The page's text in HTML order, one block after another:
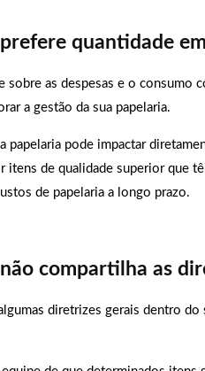
quantidade
sobre as despesas e o consumo
a gestão da sua papelaria.
papelaria pode impactar
itens de qualidade superior que
de papelaria a longo prazo.
compartilha as
diretrizes gerais dentro